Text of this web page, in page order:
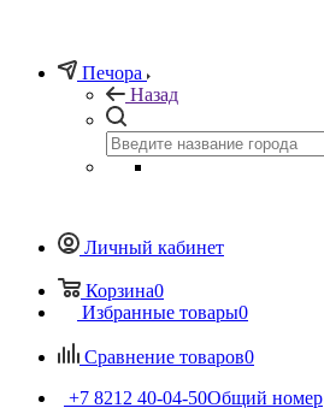
Печора
Назад
Личный кабинет
Корзина0
Избранные товары0
Сравнение товаров0
+7 8212 40-04-50Общий номер